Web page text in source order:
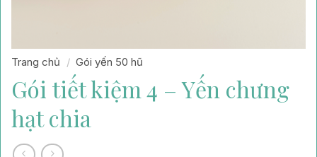
Trang chủ / Gói yến 50 hũ
Gói tiết kiệm 4 – Yến chưng
hạt chia